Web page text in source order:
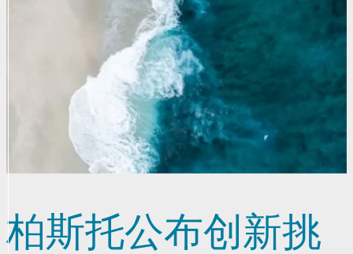
柏斯托公布创新挑